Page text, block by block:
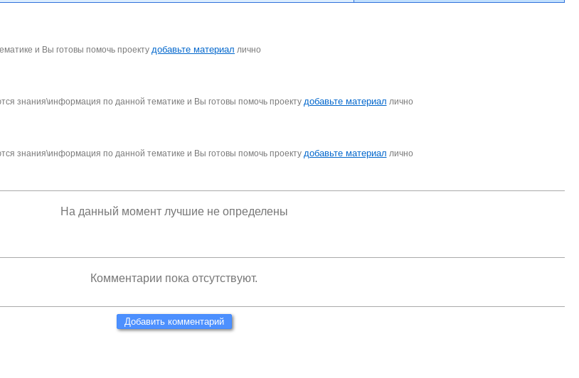
и Вы готовы помочь проекту добавьте материал лично
знания\информация по данной тематике и Вы готовы помочь проекту добавьте материал лично
знания\информация по данной тематике и Вы готовы помочь проекту добавьте материал лично
На данный момент лучшие не определены
Комментарии пока отсутствуют.
Добавить комментарий